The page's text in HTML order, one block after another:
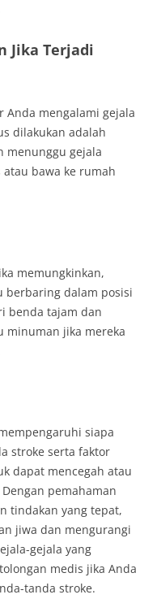
Jika Terjadi
Anda mengalami gejala
dilakukan adalah
menunggu gejala
bawa ke rumah
memungkinkan,
berbaring dalam posisi
benda tajam dan
minuman jika mereka
siapa
stroke serta faktor
dapat mencegah atau
pemahaman
tindakan yang tepat,
jiwa dan mengurangi
gejala yang
medis jika Anda
tanda stroke.